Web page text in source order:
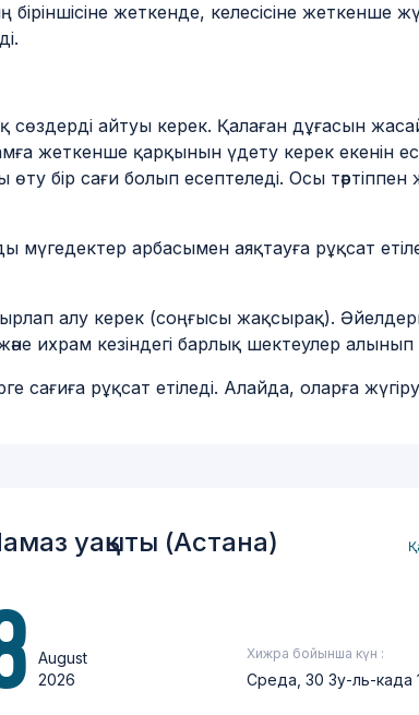
жеткенде, келесісіне жеткенше
сөздерді айтуы керек. Қалаған дұғасын
жеткенше қарқынын үдету керек екенін
бір сағи болып есептеледі. Осы тәртіппен
арбасымен аяқтауға рұқсат
алу керек (соңғысы жақсырақ).
ихрам кезіндегі барлық шектеулер
сағиға рұқсат етіледі. Алайда, оларға
уақыты (Астана)
August
2026
Хижра бойынша күн :
Среда, 30 Зу-ль-када